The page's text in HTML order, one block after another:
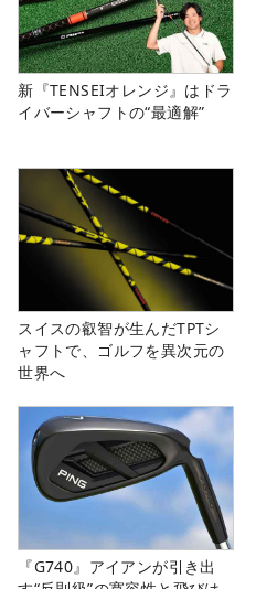
新『TENSEIオレンジ』はドラ
イバーシャフトの“最適解”
スイスの叡智が生んだTPTシ
ャフトで、ゴルフを異次元の
世界へ
『G740』アイアンが引き出